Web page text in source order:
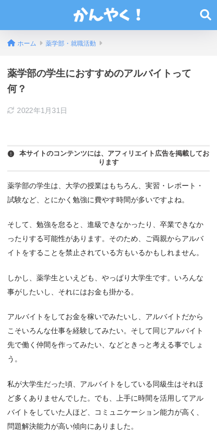
ホーム 薬学部・就職活動
薬学部の学生におすすめのアルバイトって
何？
2022年1月31日
本サイトのコンテンツには、アフィリエイト広告を掲載してお
ります
薬学部の学生は、大学の授業はもちろん、実習・レポート・
試験など、とにかく勉強に費やす時間が多いですよね。
そして、勉強を怠ると、進級できなかったり、卒業できなか
ったりする可能性があります。そのため、ご両親からアルバ
イトをすることを禁止されている方もいるかもしれません。
しかし、薬学生といえども、やっぱり大学生です。いろんな
事がしたいし、それにはお金も掛かる。
アルバイトをしてお金を稼いでみたいし、アルバイトだから
こそいろんな仕事を経験してみたい。そして同じアルバイト
先で働く仲間を作ってみたい、などときっと考える事でしょ
う。
私が大学生だった頃、アルバイトをしている同級生はそれほ
ど多くありませんでした。でも、上手に時間を活用してアル
バイトをしていた人ほど、コミュニケーション能力が高く、
問題解決能力が高い傾向にありました。